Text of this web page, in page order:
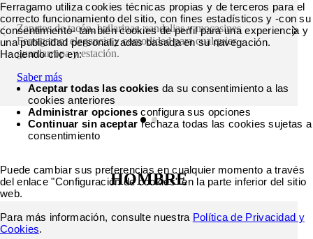
Zapatos de tacón, bailarinas, sandalias y mocasines
Ferragamo: elegancia y comodidad para cualquier
guardarropa y estación.
Saber más
HOMBRE
Ferragamo utiliza cookies técnicas propias y de terceros para el
correcto funcionamiento del sitio, con fines estadísticos y -con su
consentimiento- también cookies de perfil para una experiencia y
una publicidad personalizadas basada en su navegación.
Haciendo clic en:
Aceptar todas las cookies da su consentimiento a las
cookies anteriores
Administrar opciones configura sus opciones
Continuar sin aceptar rechaza todas las cookies sujetas a
consentimiento
Puede cambiar sus preferencias en cualquier momento a través
del enlace "Configuración de cookies" en la parte inferior del sitio
web.
Para más información, consulte nuestra Política de Privacidad y
Cookies.